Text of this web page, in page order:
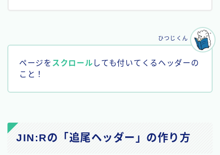
ページを スクロール しても付いてくるヘッダーの
こと！
ひつじくん
JIN:Rの「追尾ヘッダー」の作り方